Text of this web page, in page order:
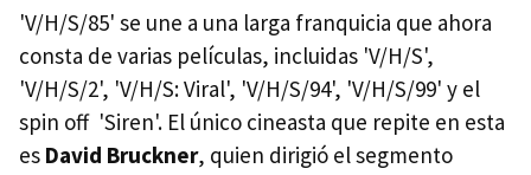
'V/H/S/85' se une a una larga franquicia que ahora
consta de varias películas, incluidas 'V/H/S',
'V/H/S/2', 'V/H/S: Viral', 'V/H/S/94', 'V/H/S/99' y el
spin off 'Siren'. El único cineasta que repite en esta
es David Bruckner, quien dirigió el segmento